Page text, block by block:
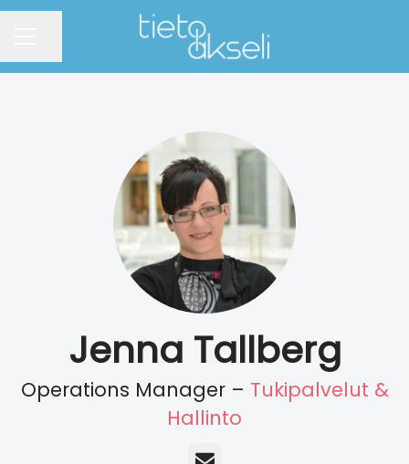
Jenna Tallberg
Operations Manager – Tukipalvelut &
Hallinto